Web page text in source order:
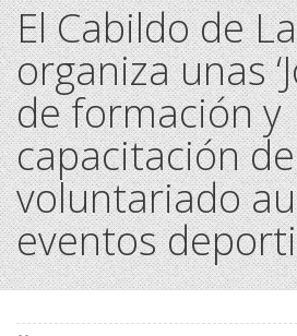
El Cabildo de
organiza unas
de formación y
capacitación
voluntariado
eventos